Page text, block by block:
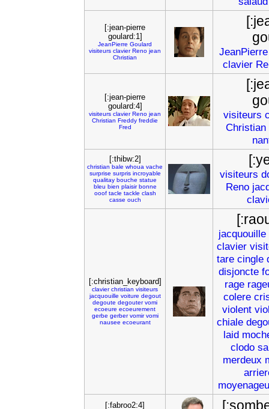
[:jean-pierre
goulard:1]
JeanPierre Goulard
visiteurs clavier Reno jean
Christian
JeanPierre
clavier
[:jean-pierre
goulard:4]
visiteurs clavier Reno jean
Christian Freddy freddie
Fred
visiteurs
Christian
[:thibw:2]
christian bale whoua vache
surprise surpris incroyable
qualitay bouche statue
bleu bien plaisir bonne
ooof tacle tackle clash
casse ouch
visiteurs
Reno
[:christian_keyboard]
clavier christian visiteurs
jacquouille voiture degout
degoute degouter vomi
ecoeure ecoeurement
gerbe gerber vomir vomi
nausee ecoeurant
jacquouille
clavier
tare cingle
disjoncte
rage
colere
violent
chiale
laid
clodo
merdeux
[:fabroo2:4]